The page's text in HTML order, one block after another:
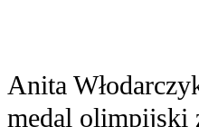
Anita
medal olimpijski